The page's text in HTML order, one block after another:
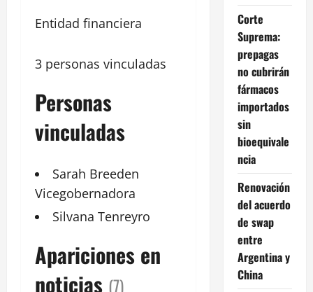
Entidad financiera
3 personas vinculadas
Personas
vinculadas
Sarah Breeden
Vicegobernadora
Silvana Tenreyro
Apariciones en
noticias (7)
Corte
Suprema:
prepagas
no cubrirán
fármacos
importados
sin
bioequivale
ncia
Renovación
del acuerdo
de swap
entre
Argentina y
China